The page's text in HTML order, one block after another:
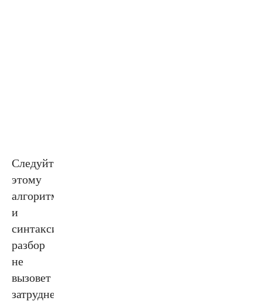
Следуйте
этому
алгоритму,
и
синтаксический
разбор
не
вызовет
затруднений.